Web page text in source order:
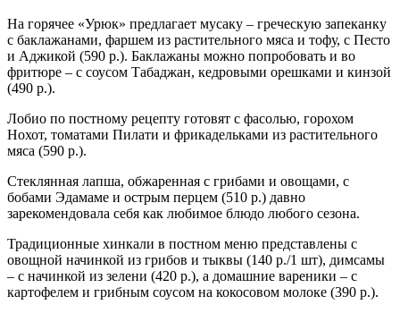
На горячее «Урюк» предлагает мусаку – греческую запеканку
с баклажанами, фаршем из растительного мяса и тофу, с Песто
и Аджикой (590 р.). Баклажаны можно попробовать и во
фритюре – с соусом Табаджан, кедровыми орешками и кинзой
(490 р.).
Лобио по постному рецепту готовят с фасолью, горохом
Нохот, томатами Пилати и фрикадельками из растительного
мяса (590 р.).
Стеклянная лапша, обжаренная с грибами и овощами, с
бобами Эдамаме и острым перцем (510 р.) давно
зарекомендовала себя как любимое блюдо любого сезона.
Традиционные хинкали в постном меню представлены с
овощной начинкой из грибов и тыквы (140 р./1 шт), димсамы
– с начинкой из зелени (420 р.), а домашние вареники – с
картофелем и грибным соусом на кокосовом молоке (390 р.).